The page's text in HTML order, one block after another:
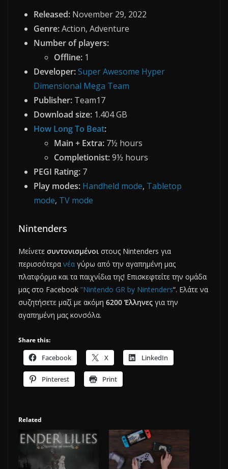
Released: November 29, 2022
Genre:Action, Adventure
Number of players:
Offline: 1
Developer:Super Awesome Hyper
Dimensional Mega Team
Publisher: Team17
Download size: 1.404 GB
How Long To Beat:
Main + Extra: 7½ hours
Completionist:9½ hours
PEGI Rating: 7
Play modes: Handheld mode, Tabletop
mode, TV mode
Nintenders
Μείνετε συντονισμένοι στους Nintenders για
περισσότερα νέα γύρω από την αγαπημένη μας
πλατφόρμα και τα παιχνίδια της! Επισκεφτείτε την ομάδα
μας στο Facebook ”Nintendo GR by Nintenders“. Ελάτε να
συζητήσετε μαζί με ακόμη 6200 Έλληνες για την
αγαπημένη μας κονσόλα.
Share this:
Facebook X LinkedIn
Pinterest Print
Related